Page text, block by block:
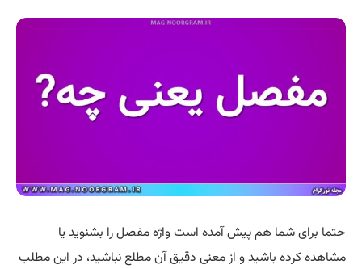
حتما برای شما هم پیش آمده است واژه مفصل را بشنوید یا
مشاهده کرده باشید و از معنی دقیق آن مطلع نباشید، در این مطلب